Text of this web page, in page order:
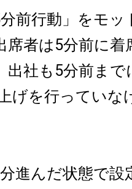
前行動」をモッ
席者は5分前に
出社も5分前まで
げを行っていな
進んだ状態で設